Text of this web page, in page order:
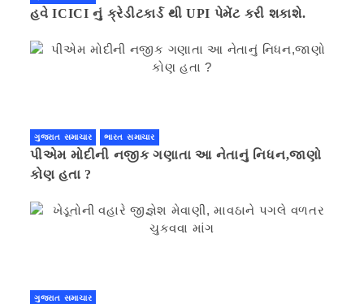
હવે ICICI નું ક્રેડીટકાર્ડ થી UPI પેમેંટ કરી શકાશે.
ગુજરાત સમાચાર ભારત સમાચાર
પીએમ મોદીની નજીક ગણાતા આ નેતાનું નિધન,જાણો
કોણ હતા ?
ગુજરાત સમાચાર